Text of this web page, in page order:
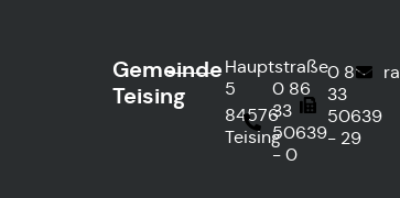
Gemeinde
Teising
Hauptstraße
5
84576
Teising
0 86
33
50639
- 0
0 86
33
50639
- 29